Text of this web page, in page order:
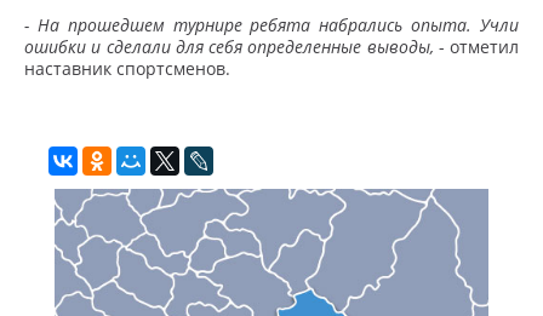
- На прошедшем турнире ребята набрались опыта. Учли
ошибки и сделали для себя определенные выводы, - отметил
наставник спортсменов.